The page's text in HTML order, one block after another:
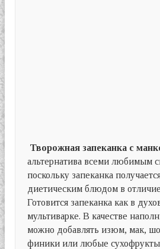
Творожная запеканка с
альтернатива всеми любимым
поскольку запеканка
диетическим блюдом в
Готовится запеканка как в
мультиварке. В качестве
можно добавлять изюм, мак,
финики или любые